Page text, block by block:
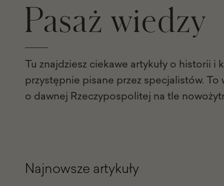
Pasaż wiedzy
Tu znajdziesz ciekawe artykuły o historii i
przystępnie pisane przez specjalistów. To
o dawnej Rzeczypospolitej na tle
Najnowsze artykuły